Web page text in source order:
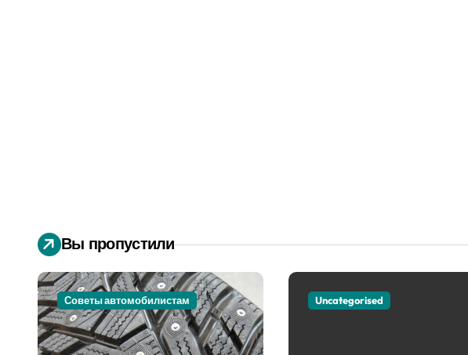
Вы пропустили
Советы автомобилистам Uncategorised